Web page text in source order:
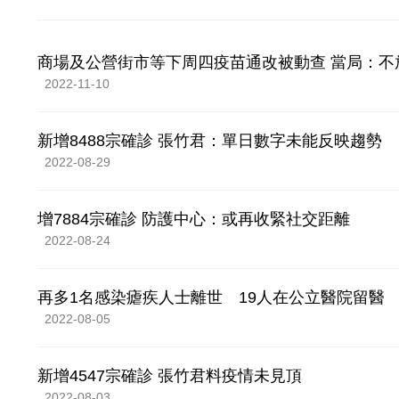
商場及公營街市等下周四疫苗通改被動查 當局：不
2022-11-10
新增8488宗確診 張竹君：單日數字未能反映趨勢
2022-08-29
增7884宗確診 防護中心：或再收緊社交距離
2022-08-24
再多1名感染瘧疾人士離世 19人在公立醫院留醫
2022-08-05
新增4547宗確診 張竹君料疫情未見頂